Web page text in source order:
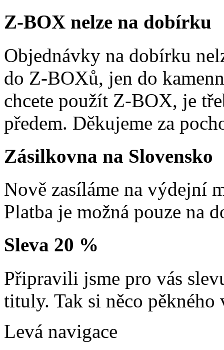
Z-BOX nelze na dobírku
Objednávky na dobírku
do Z-BOXů, jen do
chcete použít Z-BOX, je
předem. Děkujeme za
Zásilkovna na Slovensko
Nově zasíláme na výdejní
Platba je možná pouze na
Sleva 20 %
Připravili jsme pro vás
tituly. Tak si něco pěkného
Levá navigace